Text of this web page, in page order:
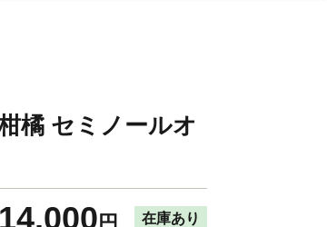
橘 セミノールオ
14,000 在庫あり